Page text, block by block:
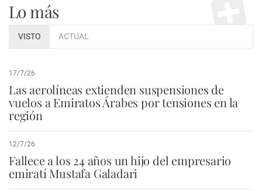
Lo más
VISTO ACTUAL
17/7/26
Las aerolíneas extienden suspensiones de
vuelos a Emiratos Árabes por tensiones en la
región
12/7/26
Fallece a los 24 años un hijo del empresario
emiratí Mustafa Galadari